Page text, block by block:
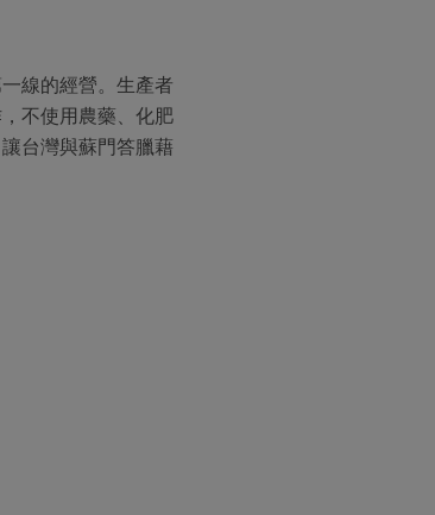
線的經營。生產者
不使用農藥、化肥
台灣與蘇門答臘藉